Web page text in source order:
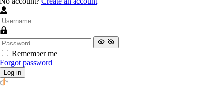
Remember me
Forgot password
Log in